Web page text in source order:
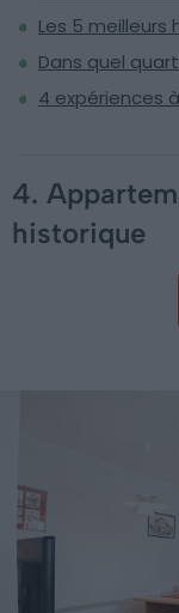
Les 5
Dans quel
4 expériences
4.
historique